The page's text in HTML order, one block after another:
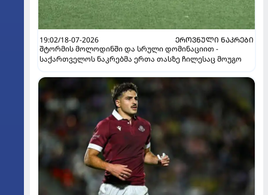
19:02/18-07-2026
ᲔᲠᲝᲕᲜᲣᲚᲘ ᲜᲐᲙᲠᲔᲑᲘ
შტორმის მოლოდინში და სრული დომინაციით -
საქართველოს ნაკრებმა ერთა თასზე ჩილესაც მოუგო